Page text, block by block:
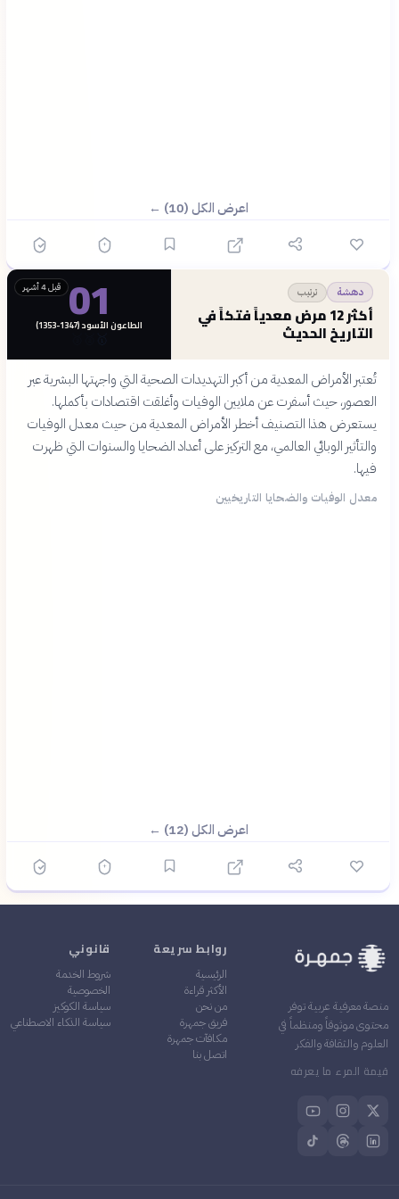
اعرض الكل (10) ←
دهشة ترتيب
أكثر 12 مرض معدياً فتكاً في
التاريخ الحديث
قبل 4 أشهر 01
الطاعون الأسود (1347-1353)
تُعتبر الأمراض المعدية من أكبر التهديدات الصحية التي واجهتها البشرية عبر
العصور، حيث أسفرت عن ملايين الوفيات وأغلقت اقتصادات بأكملها.
يستعرض هذا التصنيف أخطر الأمراض المعدية من حيث معدل الوفيات
والتأثير الوبائي العالمي، مع التركيز على أعداد الضحايا والسنوات التي ظهرت
فيها.
معدل الوفيات والضحايا التاريخيين
اعرض الكل (12) ←
منصة معرفية عربية توفر
محتوى موثوقاً ومنظماً في
العلوم والثقافة والفكر
قيمة المرء ما يعرفه
روابط سريعة
الرئيسية
الأكثر قراءة
من نحن
فريق جمهرة
مكافآت جمهرة
اتصل بنا
قانوني
شروط الخدمة
الخصوصية
سياسة الكوكيز
سياسة الذكاء الاصطناعي